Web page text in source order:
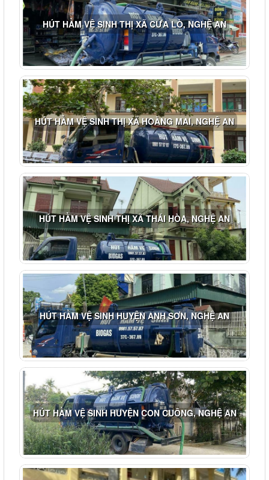
HÚT HẦM VỆ SINH THỊ XÃ CỬA LÒ, NGHỆ AN
HÚT HẦM VỆ SINH THỊ XÃ HOÀNG MAI, NGHỆ AN
HÚT HẦM VỆ SINH THỊ XÃ THÁI HÒA, NGHỆ AN
HÚT HẦM VỆ SINH HUYỆN ANH SƠN, NGHỆ AN
HÚT HẦM VỆ SINH HUYỆN CON CUÔNG, NGHỆ AN